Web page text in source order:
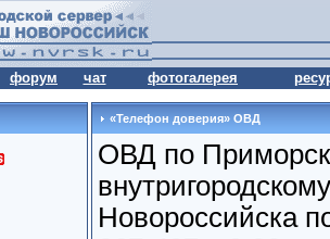
форум чат фотогалерея
«Телефон доверия» ОВД
ОВД по
Новороссийска